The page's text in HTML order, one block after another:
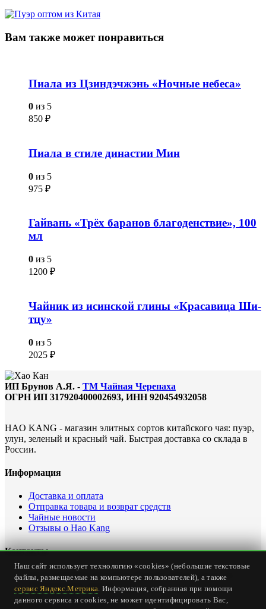
Вам также может понравиться
Пиала из Цзиндэчжэнь «Ночные небеса»
0 из 5
850 ₽
Пиала в стиле династии Мин
0 из 5
975 ₽
Гайвань «Трёх баранов благоденствие», 100
мл
0 из 5
1200 ₽
Чайник из исинской глины «Красавица Ши-
тцу»
0 из 5
2025 ₽
ИП Брунов А.Я. - ТМ Чайная Черепаха
ОГРН ИП 317920400002693, ИНН 920454932058
HAO KANG - магазин элитных сортов китайского чая: пуэр,
улун, зеленый и красный чай. Быстрая доставка со склада в
России.
Информация
Доставка и оплата
Отправка товара и возврат средств
Чайные новости
Отзывы о Hao Kang
Контакты
Офис интернет магазина: Россия, Севастополь, ул.
Карантинная, дом 23
Тел.+7 (978) 147-24-00
Email:
office@haokang.ru
Наш сайт использует технологию «cookies» (небольшие текстовые
файлы, размещаемые на компьютере пользователей), а также
сервис Яндекс.Метрика. Информация, собранная при помощи
данного сервиса и cookies, не может идентифицировать Вас,